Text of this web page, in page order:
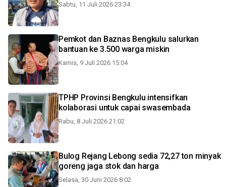
Sabtu, 11 Juli 2026 23:34
Pemkot dan Baznas Bengkulu salurkan
bantuan ke 3.500 warga miskin
Kamis, 9 Juli 2026 15:04
TPHP Provinsi Bengkulu intensifkan
kolaborasi untuk capai swasembada
Rabu, 8 Juli 2026 21:02
Bulog Rejang Lebong sedia 72,27 ton minyak
goreng jaga stok dan harga
Selasa, 30 Juni 2026 8:02